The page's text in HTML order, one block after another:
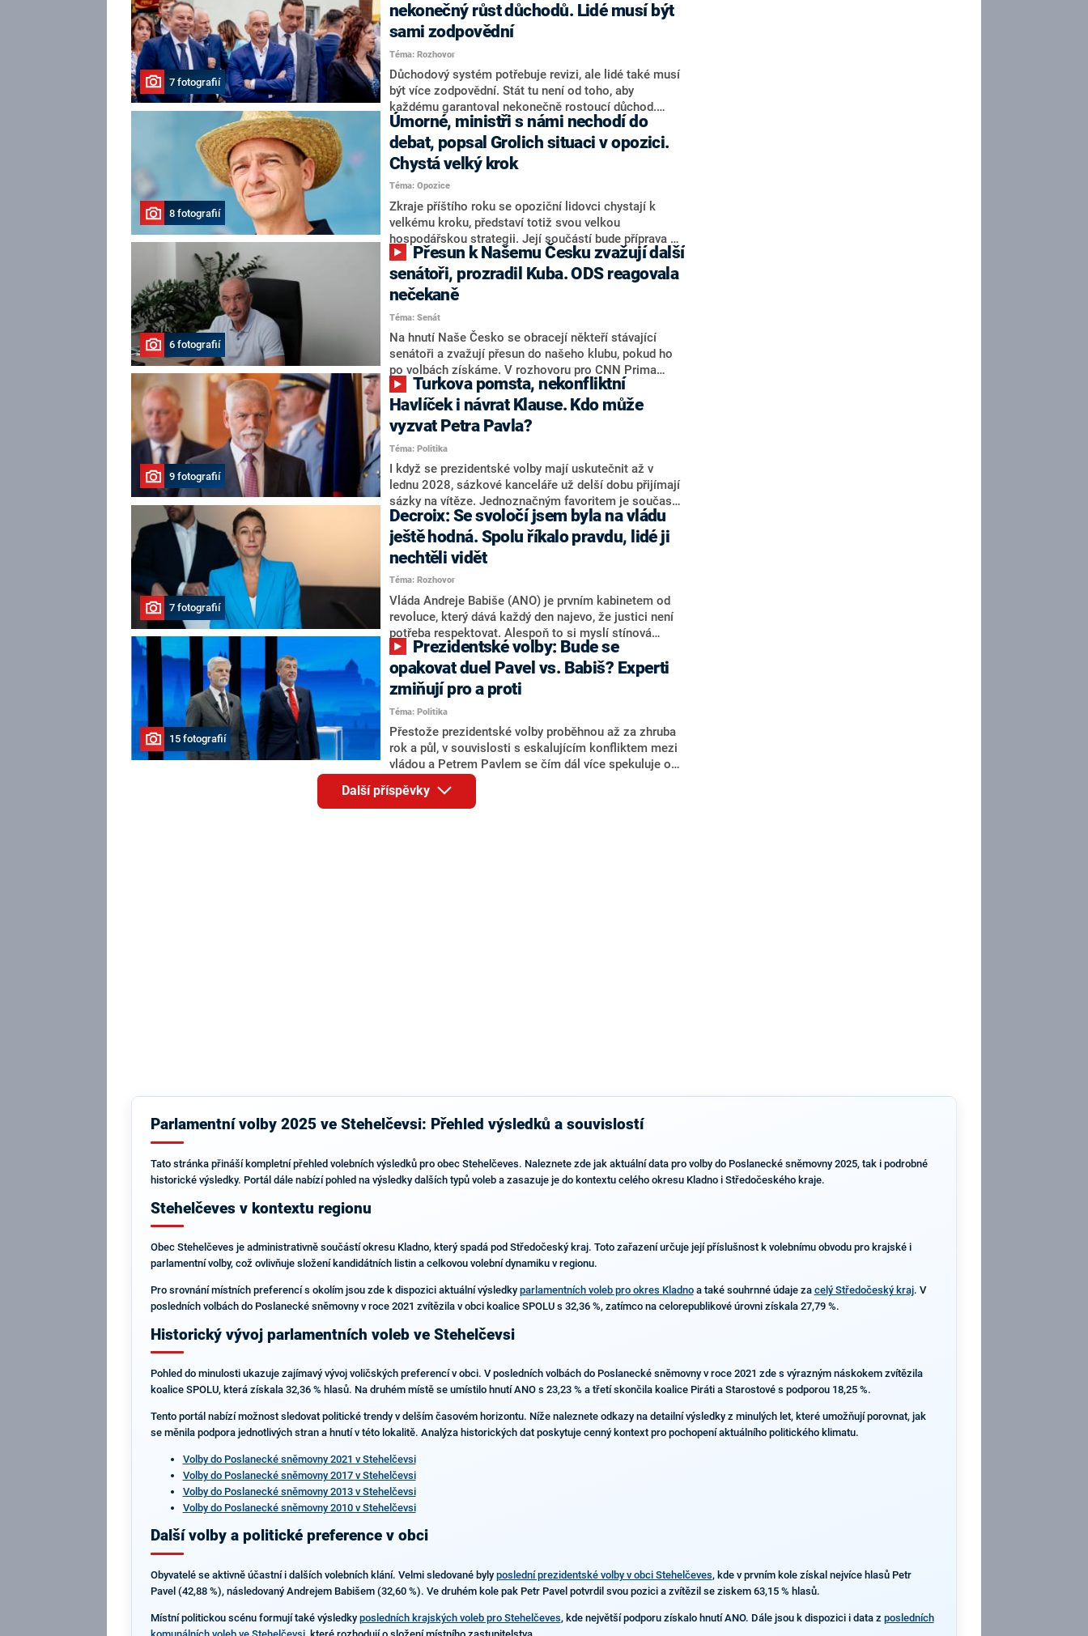
7 fotografií
nekonečný růst důchodů. Lidé musí být
sami zodpovědní
Téma: Rozhovor
Důchodový systém potřebuje revizi, ale lidé také musí
být více zodpovědní. Stát tu není od toho, aby
každému garantoval nekonečně rostoucí důchod.
Chybí tu nový systém a my ho představíme,řekl
hejtman Jihočeského kraje a předseda hnutí Naše
Česko Martin Kuba v rozhovoru pro CNN Prima NEWS.
V čele státu pak podle něj nemůže být člověk, který by
střetem zájmů omezoval čerpání financí a rozvoj,
dodal. Řešení u Andreje Babiše ale hodnotit nechtěl.
8 fotografií
Úmorné, ministři s námi nechodí do
debat, popsal Grolich situaci v opozici.
Chystá velký krok
Téma: Opozice
Zkraje příštího roku se opoziční lidovci chystají k
velkému kroku, představí totiž svou velkou
hospodářskou strategii. Její součástí bude příprava na
stárnutí populace, řekl ve středu na setkání s novináři
nový předseda lidovců Jan Grolich. Ten zároveň v
senátních volbách kandiduje ve Vyškově. Popsal i
aktivitu opozice, o níž vládní strany nebo političtí
komentátoři mluví jako o slabé a v defenzivě. „Je to
úmorná práce upozorňovat na chyby vlády. Ministři s
námi navíc nechodí do debat. Chceme ale ukazovat
svoje témata,“ odpověděl Grolich na dotaz CNN Prima
NEWS.
6 fotografií
senátoři, prozradil Kuba. ODS reagovala
nečekaně
Téma: Senát
Na hnutí Naše Česko se obracejí někteří stávající
senátoři a zvažují přesun do našeho klubu, pokud ho
po volbách získáme. V rozhovoru pro CNN Prima
NEWS to řekl zakladatel hnutí a jihočeský hejtman
Martin Kuba. Konkrétní nebyl, ale získat by takto mohl
například senátora Zdeňka Hrabu, který je dnes
součástí klubu ODS a TOP 09. Hraba to na dotaz
redakce nevyloučil. Předseda klubu senátorů ODS
Zdeněk Nytra redakci řekl, že počítá s odchodem
některých senátorů z klubu a že Naše Česko není
nepřítel, ale soupeř.
9 fotografií
Havlíček i návrat Klause. Kdo může
vyzvat Petra Pavla?
Téma: Politika
I když se prezidentské volby mají uskutečnit až v
lednu 2028, sázkové kanceláře už delší dobu přijímají
sázky na vítěze. Jednoznačným favoritem je současná
hlava státu Petr Pavel. Daleko za ním pak bookmakeři
zmiňují dva výrazné politiky ANO, tedy premiéra
Andreje Babiše a ministra průmyslu Karla Havlíčka.
Oblíbeným tipem samotných sázkařů je poslanec za
Motoristy Filip Turek. Politolog Jan Kubáček nicméně
o případné kandidatuře kohokoliv ze zmíněné trojice
značně pochybuje. Podle něj současná koalice dosud
nemá osobu, která by Pavlovi mohla konkurovat.
7 fotografií
Decroix: Se svoločí jsem byla na vládu
ještě hodná. Spolu říkalo pravdu, lidé ji
nechtěli vidět
Téma: Rozhovor
Vláda Andreje Babiše (ANO) je prvním kabinetem od
revoluce, který dává každý den najevo, že justici není
potřeba respektovat. Alespoň to si myslí stínová
ministryně spravedlnosti ODS Eva Decroix. V
rozhovoru pro CNN Prima NEWS si nebrala servítky
ohledně politického výkonu svého nástupce Jeronýma
Tejce (za ANO) či vládní zmocněnkyně pro lidská
práva Taťány Malé (ANO). Označením „svoloč“ na
adresu vlády prý byla ještě hodná. Decroix se také
vrátila k volební porážce koalice Spolu či promluvila o
hnutí Naše Česko Martina Kuby.
15 fotografií
opakovat duel Pavel vs. Babiš? Experti
zmiňují pro a proti
Téma: Politika
Přestože prezidentské volby proběhnou až za zhruba
rok a půl, v souvislosti s eskalujícím konfliktem mezi
vládou a Petrem Pavlem se čím dál více spekuluje o
tom, koho by do bitvy o Hrad mohla vyslat současná
koalice. Někteří političtí komentátoři znovu vytahují
jméno premiéra Andreje Babiše (ANO). Jak moc je
Další příspěvky
Parlamentní volby 2025 ve Stehelčevsi: Přehled výsledků a souvislostí
Tato stránka přináší kompletní přehled volebních výsledků pro obec Stehelčeves. Naleznete zde jak aktuální data pro volby do Poslanecké sněmovny 2025, tak i podrobné
historické výsledky. Portál dále nabízí pohled na výsledky dalších typů voleb a zasazuje je do kontextu celého okresu Kladno i Středočeského kraje.
Stehelčeves v kontextu regionu
Obec Stehelčeves je administrativně součástí okresu Kladno, který spadá pod Středočeský kraj. Toto zařazení určuje její příslušnost k volebnímu obvodu pro krajské i
parlamentní volby, což ovlivňuje složení kandidátních listin a celkovou volební dynamiku v regionu.
Pro srovnání místních preferencí s okolím jsou zde k dispozici aktuální výsledky parlamentních voleb pro okres Kladnoa také souhrnné údaje za celý Středočeský kraj. V
posledních volbách do Poslanecké sněmovny v roce 2021 zvítězila v obci koalice SPOLU s 32,36 %, zatímco na celorepublikové úrovni získala 27,79 %.
Historický vývoj parlamentních voleb ve Stehelčevsi
Pohled do minulosti ukazuje zajímavý vývoj voličských preferencí v obci. V posledních volbách do Poslanecké sněmovny v roce 2021 zde s výrazným náskokem zvítězila
koalice SPOLU, která získala 32,36 % hlasů. Na druhém místě se umístilo hnutí ANO s 23,23 % a třetí skončila koalice Piráti a Starostové s podporou 18,25 %.
Tento portál nabízí možnost sledovat politické trendy v delším časovém horizontu. Níže naleznete odkazy na detailní výsledky z minulých let, které umožňují porovnat, jak
se měnila podpora jednotlivých stran a hnutí v této lokalitě. Analýza historických dat poskytuje cenný kontext pro pochopení aktuálního politického klimatu.
Volby do Poslanecké sněmovny 2021 v Stehelčevsi
Volby do Poslanecké sněmovny 2017 v Stehelčevsi
Volby do Poslanecké sněmovny 2013 v Stehelčevsi
Volby do Poslanecké sněmovny 2010 v Stehelčevsi
Další volby a politické preference v obci
Obyvatelé se aktivně účastní i dalších volebních klání. Velmi sledované byly poslední prezidentské volby v obci Stehelčeves, kde v prvním kole získal nejvíce hlasů Petr
Pavel (42,88 %), následovaný Andrejem Babišem (32,60 %). Ve druhém kole pak Petr Pavel potvrdil svou pozici a zvítězil se ziskem 63,15 % hlasů.
Místní politickou scénu formují také výsledky posledních krajských voleb pro Stehelčeves, kde největší podporu získalo hnutí ANO. Dále jsou k dispozici i data z posledních